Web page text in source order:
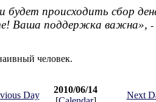
происходить сбор
Ваша поддержка важна», -
человек.
Day
2010/06/14
Next